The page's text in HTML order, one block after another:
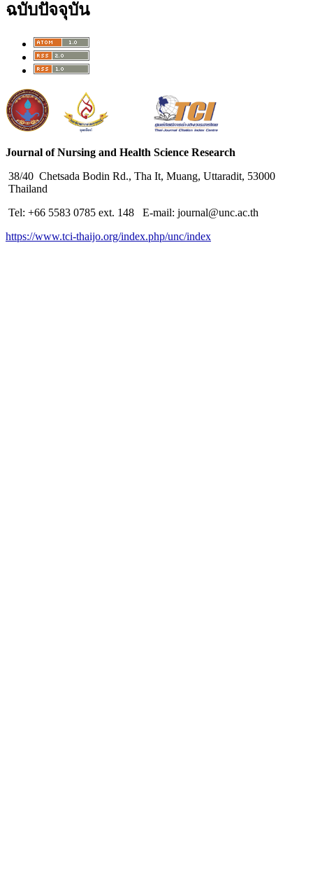
ฉบับปัจจุบัน
Journal of Nursing and Health Science Research
38/40 Chetsada Bodin Rd., Tha It, Muang, Uttaradit, 53000
Thailand
Tel: +66 5583 0785 ext. 148 E-mail: journal@unc.ac.th
https://www.tci-thaijo.org/index.php/unc/index